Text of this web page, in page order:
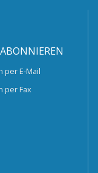
per E-Mail
per Fax